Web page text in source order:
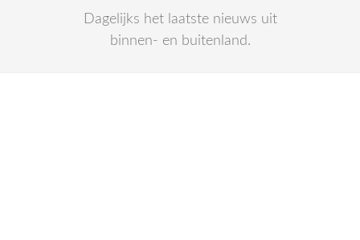
Dagelijks het laatste nieuws uit
binnen- en buitenland.